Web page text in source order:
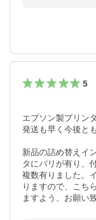
5
エプソン製プリン
発送も早く今後と
新品の詰め替えイ
タにバリが有り、
複数有りました。
りますので、こち
ますよう、お願い